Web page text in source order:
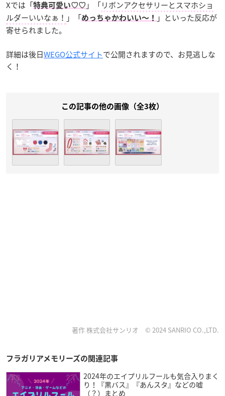
Xでは「特典可愛い♡♡ 」「リボンアクセサリーとスマホショ
ルダーいいなぁ！ 」「めっちゃかわいい〜！
」といった反応が
寄せられました。
詳細は後日WEGO公式サイトで公開されますので、お見逃しな
く！
この記事の他の画像（全3枚）
著作 株式会社サンリオ ©︎ 2024 SANRIO CO.,LTD.
フラガリアメモリーズの関連記事
2024年のエイプリルフールも気合入りまく
り！『黒バス』『あんスタ』などの嘘
（？）まとめ